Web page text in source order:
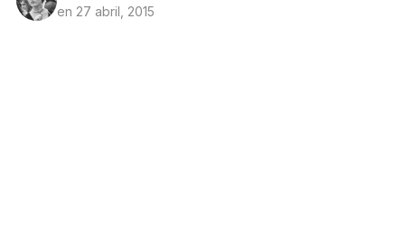
en 27 abril, 2015